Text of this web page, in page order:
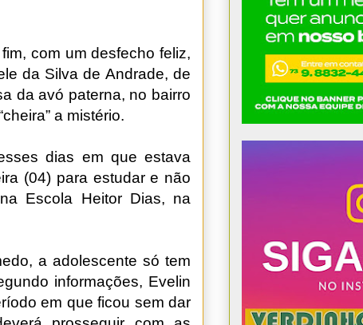
com um desfecho feliz,
da Silva de Andrade, de
da avó paterna, no bairro
a mistério.
dias em que estava
(04) para estudar e não
Escola Heitor Dias, na
a adolescente só tem
informações, Evelin
em que ficou sem dar